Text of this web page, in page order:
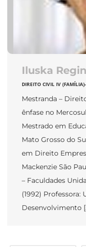
Iluska
DIREITO CIVIL IV
Mestranda –
ênfase no
Mestrado em
Mato Grosso do
em Direito
Mackenzie São
– Faculdades
(1992) Professora:
Desenvolvimento